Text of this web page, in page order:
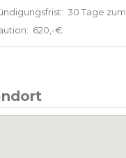
30 Tage
620,-€